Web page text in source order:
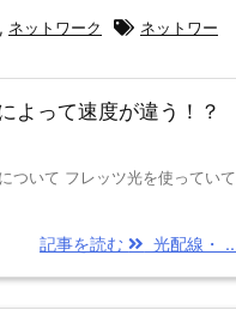
, ネットワーク
ネットワー
よって速度が違う！？
ついて フレッツ光を使っていて
記事を読む 光配線・